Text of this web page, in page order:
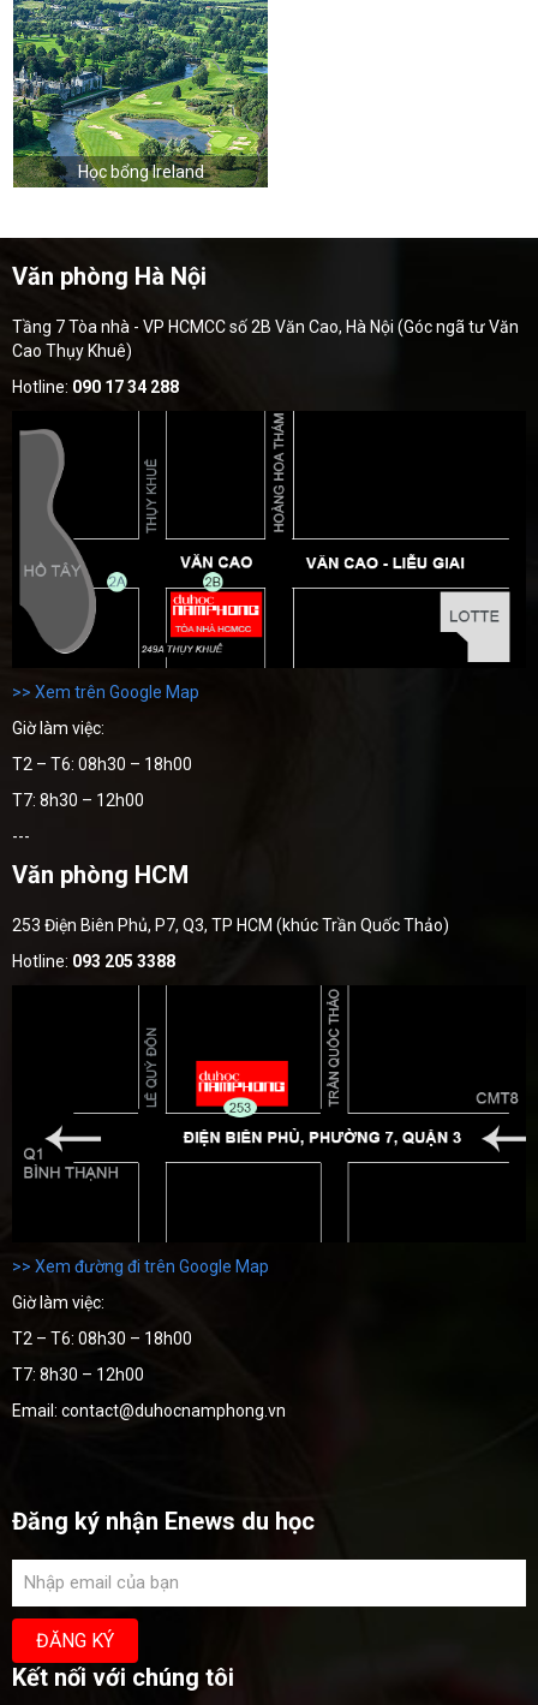
Học bổng Ireland
Văn phòng Hà Nội
Tầng 7 Tòa nhà - VP HCMCC số 2B Văn Cao, Hà Nội (Góc ngã tư Văn
Cao Thụy Khuê)
Hotline: 090 17 34 288
>> Xem trên Google Map
Giờ làm việc:
T2 – T6: 08h30 – 18h00
T7: 8h30 – 12h00
---
Văn phòng HCM
253 Điện Biên Phủ, P7, Q3, TP HCM (khúc Trần Quốc Thảo)
Hotline: 093 205 3388
>> Xem đường đi trên Google Map
Giờ làm việc:
T2 – T6: 08h30 – 18h00
T7: 8h30 – 12h00
Email: contact@duhocnamphong.vn
Đăng ký nhận Enews du học
Kết nối với chúng tôi